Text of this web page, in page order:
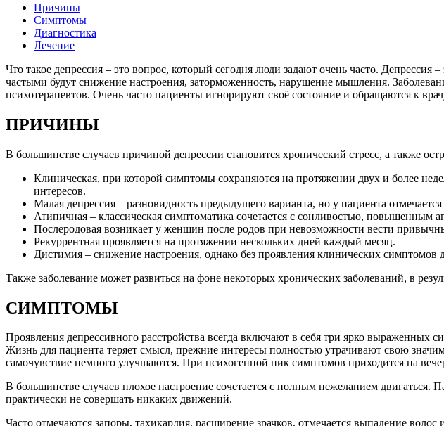
Причины
Симптомы
Диагностика
Лечение
Что такое депрессия – это вопрос, который сегодня люди задают очень часто.
частыми будут снижение настроения, заторможенность, нарушение мышления.
психотерапевтов. Очень часто пациенты игнорируют своё состояние и обращаются к
ПРИЧИНЫ
В большинстве случаев причиной депрессии становится хронический стресс, а также
Клиническая, при которой симптомы сохраняются на протяжении двух и более
интересов.
Малая депрессия – разновидность предыдущего варианта, но у пациента
Атипичная – классическая симптоматика сочетается с сонливостью, повышенным
Послеродовая возникает у женщин после родов при невозможности вести
Рекуррентная проявляется на протяжении нескольких дней каждый месяц.
Дистимия – снижение настроения, однако без проявления клинических симптомов
Также заболевание может развиться на фоне некоторых хронических заболеваний, в
СИМПТОМЫ
Проявления депрессивного расстройства всегда включают в себя три ярко
Жизнь для пациента теряет смысл, прежние интересы полностью утрачивают свою
самочувствие немного улучшаются. При психогенной пик симптомов приходится на
В большинстве случаев плохое настроение сочетается с полным нежеланием
практически не совершать никаких движений.
Часто отмечаются запоры, тахикардия, расширение зрачков, отмечается выпадение